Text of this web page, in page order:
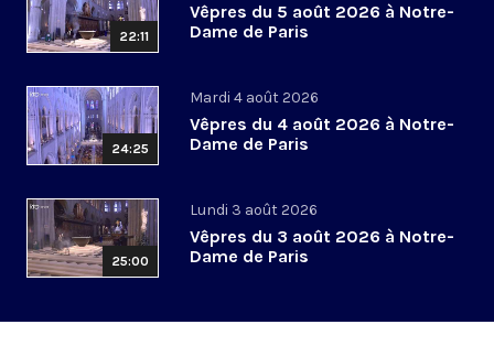
22:11
Vêpres du 5 août 2026 à Notre-
Dame de Paris
24:25
Mardi 4 août 2026
Vêpres du 4 août 2026 à Notre-
Dame de Paris
25:00
Lundi 3 août 2026
Vêpres du 3 août 2026 à Notre-
Dame de Paris